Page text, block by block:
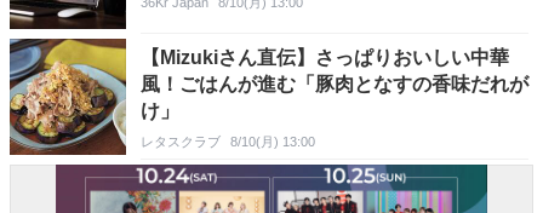
【Mizukiさん直伝】さっぱりおいしい中華
風！ごはんが進む「豚肉となすの香味だれが
け」
レタスクラブ 8/10(月) 13:00